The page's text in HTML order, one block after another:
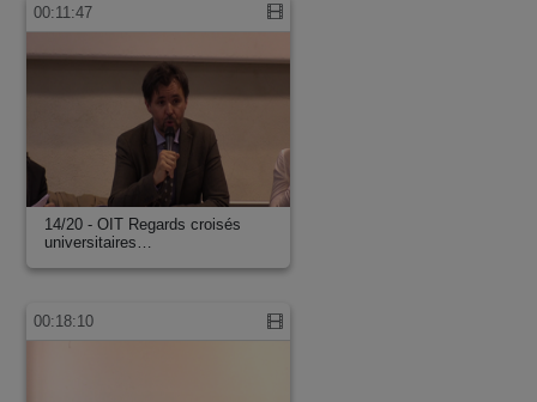
00:11:47
14/20 - OIT Regards croisés
universitaires…
00:18:10